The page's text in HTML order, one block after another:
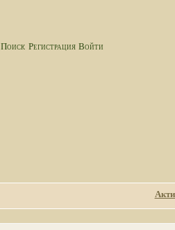
Поиск Регистрация Войти